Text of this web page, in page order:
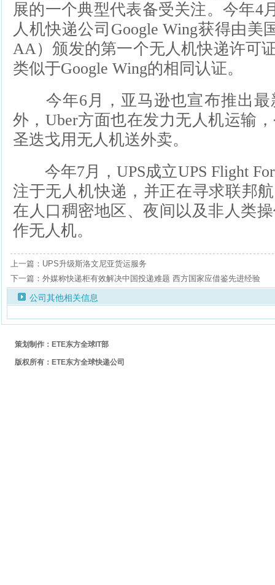
展的一个典型代表备受关注。今年4
人机快递公司Google Wing获得由美
AA）颁发的第一个无人机快递许可
类似于Google Wing的相同认证。
今年6月，亚马逊也宣布推出最
外，Uber方面也在发力无人机运输
圣迭戈用无人机送外卖。
今年7月，UPS成立UPS Flight
注于无人机快递，并正在寻求联邦
在人口稠密地区、夜间以及非人类
作无人机。
上一篇：UPS升级斯洛文尼亚货运服务
下一篇：外媒称快递柜有效解决中国投递难题 西方国家应借鉴先进经验
公司其他相关信息
策划制作：ETE东方全球IT部
版权所有：ETE东方全球快递公司